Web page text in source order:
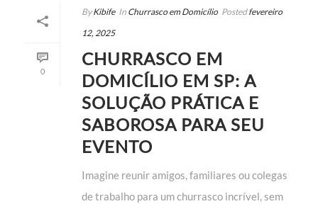
0
By Kibife In Churrasco em Domicílio Posted fevereiro
12, 2025
CHURRASCO EM
DOMICÍLIO EM SP: A
SOLUÇÃO PRÁTICA E
SABOROSA PARA SEU
EVENTO
Imagine reunir amigos, familiares ou colegas
de trabalho para um churrasco incrível, sem